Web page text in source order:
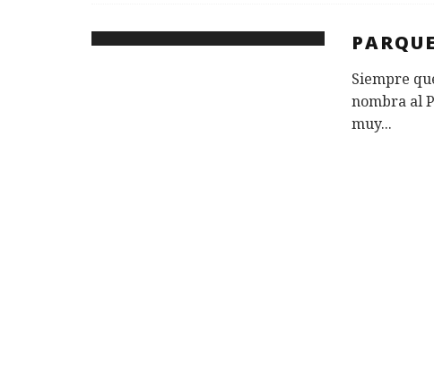
Siempre
nombra al
muy...